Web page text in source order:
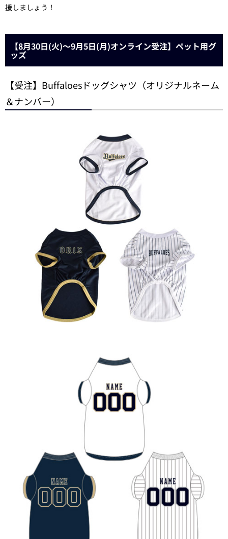
援しましょう！
【8月30日(火)～9月5日(月)オンライン受注】ペット用グ
ッズ
【受注】Buffaloesドッグシャツ（オリジナルネーム
＆ナンバー）